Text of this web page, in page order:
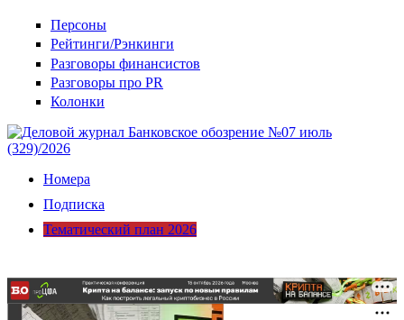
Персоны
Рейтинги/Рэнкинги
Разговоры финансистов
Разговоры про PR
Колонки
Номера
Подписка
Тематический план 2026